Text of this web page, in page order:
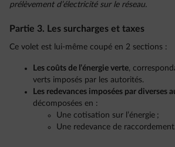
prélèvement d’électricité sur le réseau.
Partie 3. Les surcharges et taxes
Ce volet est lui-même coupé en 2 sections :
Les coûts de l’énergie verte,
verts imposés par les autorités.
Les redevances imposées par diverses
décomposées en :
Une cotisation sur l’énergie ;
Une redevance de